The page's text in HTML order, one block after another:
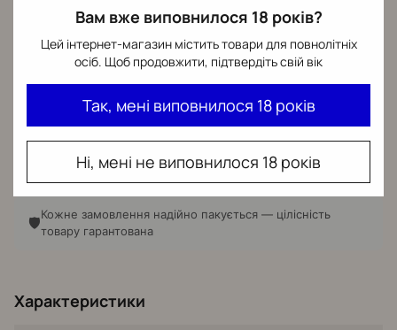
Вам вже виповнилося 18 років?
Цей інтернет-магазин містить товари для повнолітніх
осіб. Щоб продовжити, підтвердіть свій вік
Так, мені виповнилося 18 років
Ні, мені не виповнилося 18 років
Кур'єр— прямо до
дверей
Відділення
— широка
мережа по Україні
Укрпошта
Відділення— доставка
відділення
🛡️Кожне замовлення надійно пакується — цілісність
товару гарантована
Характеристики